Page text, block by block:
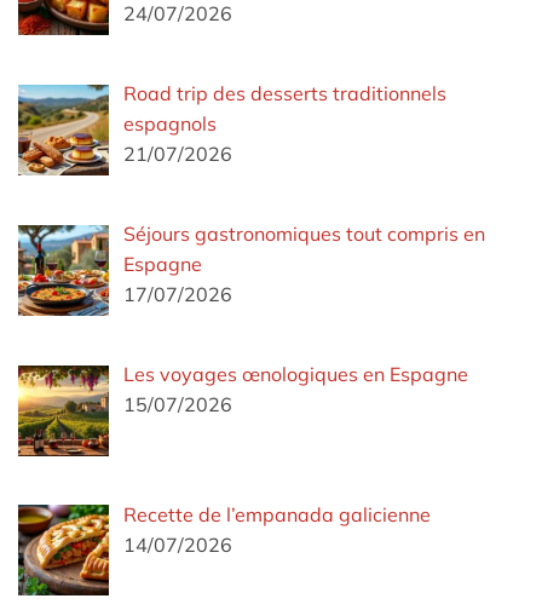
24/07/2026
Road trip des desserts traditionnels
espagnols
21/07/2026
Séjours gastronomiques tout compris en
Espagne
17/07/2026
Les voyages œnologiques en Espagne
15/07/2026
Recette de l’empanada galicienne
14/07/2026